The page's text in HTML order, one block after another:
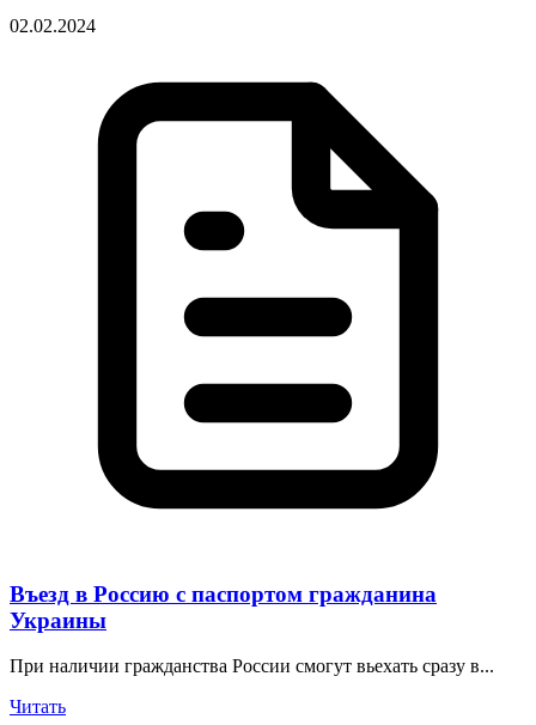
02.02.2024
Въезд в Россию с паспортом гражданина
Украины
При наличии гражданства России смогут вьехать сразу в...
Читать